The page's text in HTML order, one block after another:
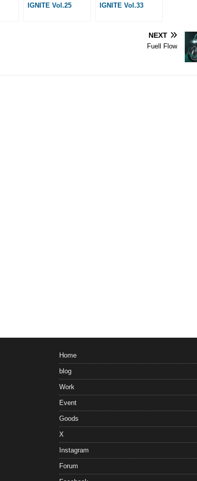
IGNITE Vol.25 IGNITE Vol.33
NEXT
Fuell Flow
Home
blog
Work
Event
Goods
X
Instagram
Forum